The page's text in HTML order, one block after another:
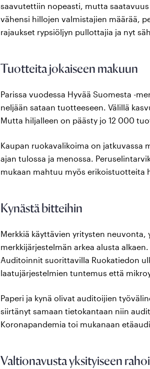
saavutettiin nopeasti, mutta
vähensi hillojen valmistajien määrää,
rajaukset rypsiöljyn pullottajia ja nyt
Tuotteita jokaiseen makuun
Parissa vuodessa Hyvää Suomesta -
neljään sataan tuotteeseen. Välillä
Mutta hiljalleen on päästy jo 12 000
Kaupan ruokavalikoima on jatkuvassa
ajan tulossa ja menossa.
mukaan mahtuu myös erikoistuotteita
Kynästä bitteihin
Merkkiä käyttävien yritysten
merkkijärjestelmän arkea alusta
Auditoinnit suorittavilla Ruokatiedon
laatujärjestelmien tuntemus että
Paperi ja kynä olivat auditoijien
siirtänyt samaan tietokantaan niin
Koronapandemia toi mukanaan
Valtionavusta yksityiseen